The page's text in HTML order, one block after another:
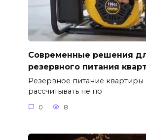
Современные решения
резервного питания
Резервное питание
рассчитывать не по
0 8